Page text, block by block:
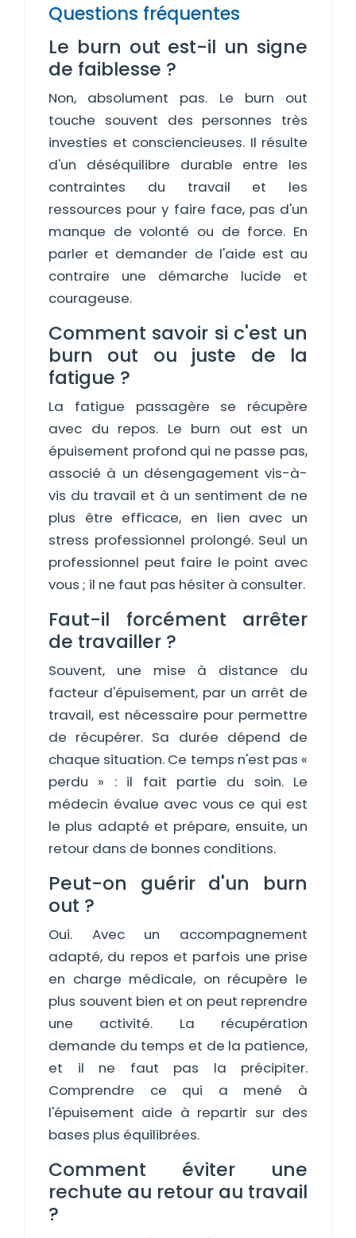
Questions fréquentes
Le burn out est-il un signe
de faiblesse ?
Non, absolument pas. Le burn out
touche souvent des personnes très
investies et consciencieuses. Il résulte
d'un déséquilibre durable entre les
contraintes du travail et les
ressources pour y faire face, pas d'un
manque de volonté ou de force. En
parler et demander de l'aide est au
contraire une démarche lucide et
courageuse.
Comment savoir si c'est un
burn out ou juste de la
fatigue ?
La fatigue passagère se récupère
avec du repos. Le burn out est un
épuisement profond qui ne passe pas,
associé à un désengagement vis-à-
vis du travail et à un sentiment de ne
plus être efficace, en lien avec un
stress professionnel prolongé. Seul un
professionnel peut faire le point avec
vous ; il ne faut pas hésiter à consulter.
Faut-il forcément arrêter
de travailler ?
Souvent, une mise à distance du
facteur d'épuisement, par un arrêt de
travail, est nécessaire pour permettre
de récupérer. Sa durée dépend de
chaque situation. Ce temps n'est pas «
perdu » : il fait partie du soin. Le
médecin évalue avec vous ce qui est
le plus adapté et prépare, ensuite, un
retour dans de bonnes conditions.
Peut-on guérir d'un burn
out ?
Oui. Avec un accompagnement
adapté, du repos et parfois une prise
en charge médicale, on récupère le
plus souvent bien et on peut reprendre
une activité. La récupération
demande du temps et de la patience,
et il ne faut pas la précipiter.
Comprendre ce qui a mené à
l'épuisement aide à repartir sur des
bases plus équilibrées.
Comment éviter une
rechute au retour au travail
?